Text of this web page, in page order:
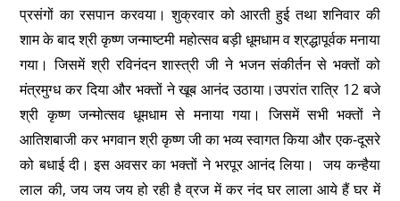
प्रसंगों का रसपान करवया। शुक्रवार को आरती हुई तथा शनिवार की
शाम के बाद श्री कृष्ण जन्माष्टमी महोत्सव बड़ी धूमधाम व श्रद्धापूर्वक मनाया
गया। जिसमें श्री रविनंदन शास्त्री जी ने भजन संकीर्तन से भक्तों को
मंत्रमुग्ध कर दिया और भक्तों ने खूब आनंद उठाया।उपरांत रात्रि 12 बजे
श्री कृष्ण जन्मोत्सव धूमधाम से मनाया गया। जिसमें सभी भक्तों ने
आतिशबाजी कर भगवान श्री कृष्ण जी का भव्य स्वागत किया और एक-दूसरे
को बधाई दी। इस अवसर का भक्तों ने भरपूर आनंद लिया। जय कन्हैया
लाल की, जय जय जय हो रही है व्रज में कर नंद घर लाला आये हैं घर में